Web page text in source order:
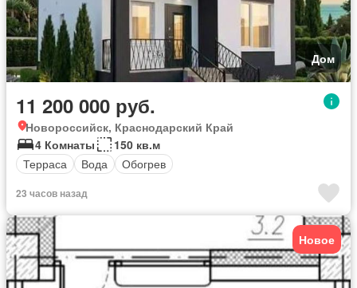
Дом
11 200 000 руб.
Новороссийск, Краснодарский Край
4 Комнаты
150 кв.м
Терраса
Вода Обогрев
23 часов назад
Новое